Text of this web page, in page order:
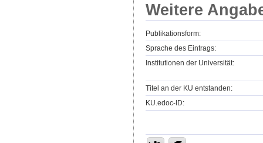
Weitere
Publikationsform:
Sprache des Eintrags:
Institutionen der Universität:
Titel an der KU entstanden:
KU.edoc-ID: